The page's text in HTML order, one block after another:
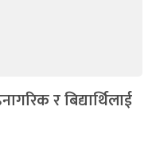
र बिद्यार्थिलाई